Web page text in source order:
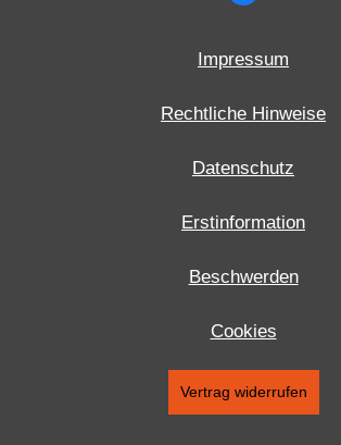
Impressum
Rechtliche Hinweise
Datenschutz
Erstinformation
Beschwerden
Cookies
Vertrag widerrufen